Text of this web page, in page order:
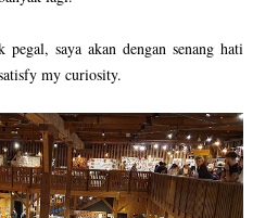
saya akan dengan senang hati
my curiosity.